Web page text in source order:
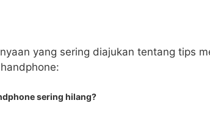
yang sering diajukan tentang tips
sering hilang?